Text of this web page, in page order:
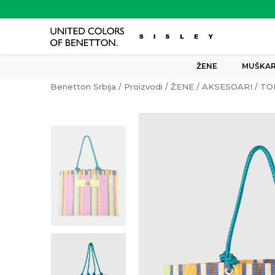
ŽENE
Benetton Srbija Proizvodi ŽENE AKSESOARI